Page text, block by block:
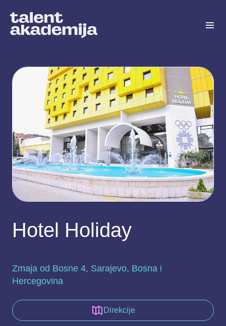
Hotel Holiday
Zmaja od Bosne 4, Sarajevo, Bosna i
Hercegovina
Direkcije